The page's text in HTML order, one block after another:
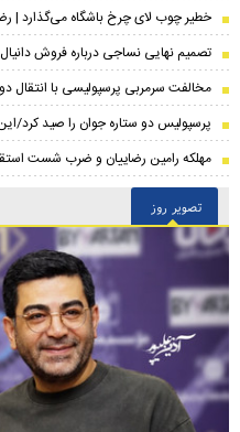
خطیر چوب لای چرخ باشگاه می‌گذارد |
تصمیم نهایی نساجی درباره فروش
مخالفت سرمربی پرسپولیسی با انتقال
پرسپولیس دو ستاره جوان را صید کرد/
مهلکه رامین رضاییان و ضرب شست
تصویر روز